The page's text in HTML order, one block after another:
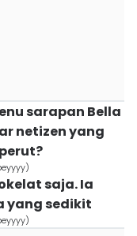
sarapan Bella
netizen yang
saja. Ia
yang sedikit